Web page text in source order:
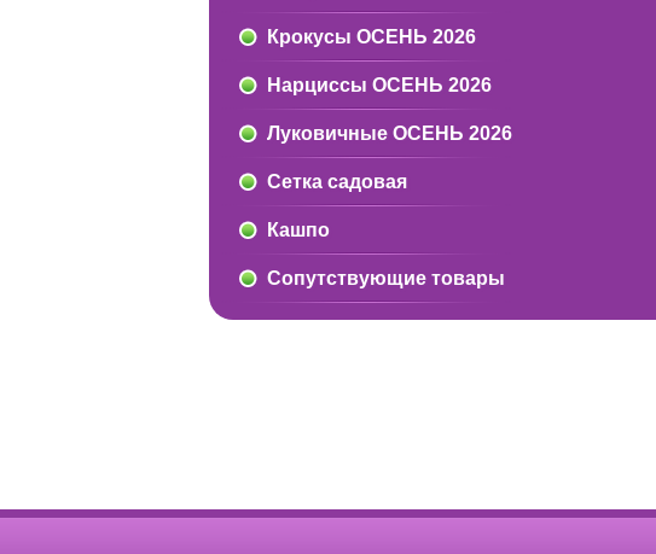
Крокусы ОСЕНЬ 2026
Нарциссы ОСЕНЬ 2026
Луковичные ОСЕНЬ 2026
Сетка садовая
Кашпо
Сопутствующие товары